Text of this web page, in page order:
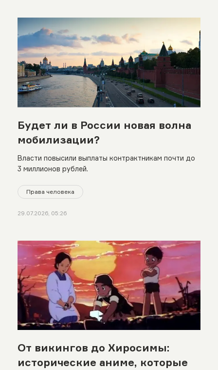
Будет ли в России новая волна
мобилизации?
Власти повысили выплаты контрактникам почти до
3 миллионов рублей.
Права человека
29.07.2026, 05:26
От викингов до Хиросимы:
исторические аниме, которые